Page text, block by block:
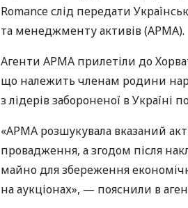
Romance слід передати
та менеджменту активів (АРМА).
Агенти АРМА прилетіли до
що належить членам родини
з лідерів забороненої в Україні
«АРМА розшукувала вказаний
провадження, а згодом після
майно для збереження
на аукціонах», — пояснили в